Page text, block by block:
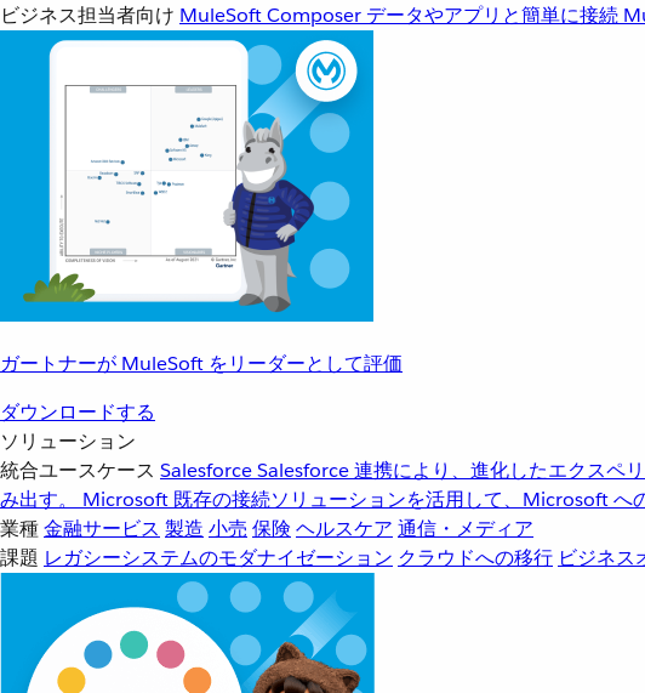
ビジネス担当者向け MuleSoft Composer データやアプリと簡単に接続
ガートナーが MuleSoft をリーダーとして評価
ダウンロードする
ソリューション
統合ユースケース SalesforceSalesforce 連携により、進化したエクスペ
み出す。
Microsoft 既存の接続ソリューションを活用して、Microsoft へ
業種金融サービス 製造 小売 保険 ヘルスケア 通信・メディア
課題 レガシーシステムのモダナイゼーション クラウドへの移行 ビジネス